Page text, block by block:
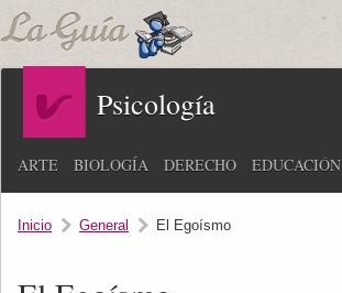
Psicología
ARTE BIOLOGÍA DERECHO EDUCACIÓN
Inicio General El Egoísmo